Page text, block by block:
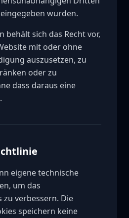
wurden.
behält sich das Recht vor,
mit oder ohne
auszusetzen, zu
oder zu
dass daraus eine
eigene technische
um das
verbessern. Die
speichern keine